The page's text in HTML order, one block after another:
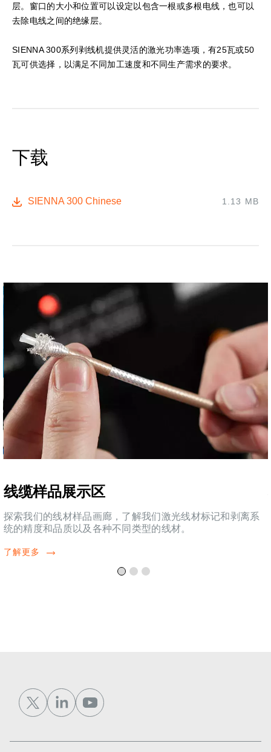
层。窗口的大小和位置可以设定以包含一根或多根电线，也可以
去除电线之间的绝缘层。
SIENNA 300系列剥线机提供灵活的激光功率选项，有25瓦或50
瓦可供选择，以满足不同加工速度和不同生产需求的要求。
下载
SIENNA 300 Chinese 1.13 MB
线缆样品展示区
探索我们的线材样品画廊，了解我们激光线材标记和剥离系
统的精度和品质以及各种不同类型的线材。
了解更多